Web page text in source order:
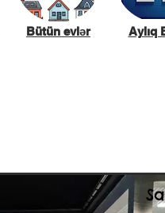
Bütün evlər Aylıq